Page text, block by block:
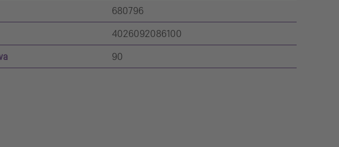
680796
4026092086100
90